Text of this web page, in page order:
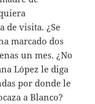
de visita. ¿Se
marcado dos
un mes. ¿No
López le diga
por donde le
a Blanco?